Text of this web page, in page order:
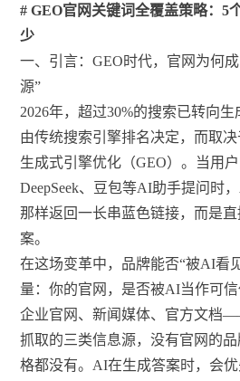
# GEO官网关键词全覆盖策略：5
少
一、引言：GEO时代，官网为何
源”
2026年，超过30%的搜索已转向
由传统搜索引擎排名决定，而取
生成式引擎优化（GEO）。当用户
DeepSeek、豆包等AI助手提问时
那样返回一长串蓝色链接，而是
案。
在这场变革中，品牌能否“被AI看
量：你的官网，是否被AI当作可信
企业官网、新闻媒体、官方文档
抓取的三类信息源，没有官网的
格都没有。AI在生成答案时，会